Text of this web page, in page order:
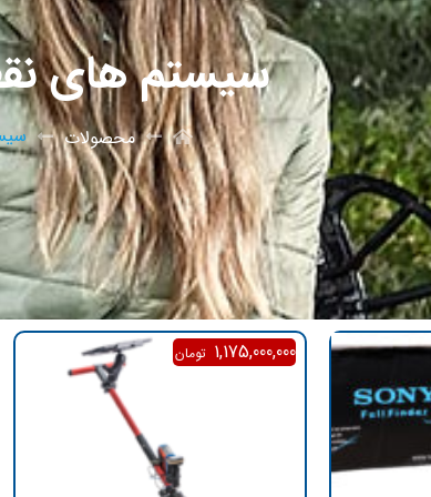
سیستم های
محصولات
1,175,000,000 تومان